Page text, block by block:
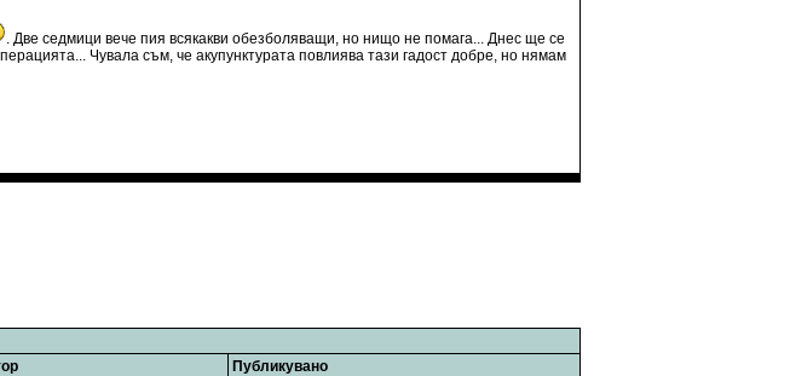
. Две седмици вече пия всякакви обезболяващи, но нищо не помага... Днес ще се
Чувала съм, че акупунктурата повлиява тази гадост добре, но нямам
Публикувано